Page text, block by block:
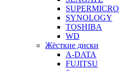
SUPERMICRO
SYNOLOGY
TOSHIBA
WD
Жёсткие диски
A-DATA
FUJITSU